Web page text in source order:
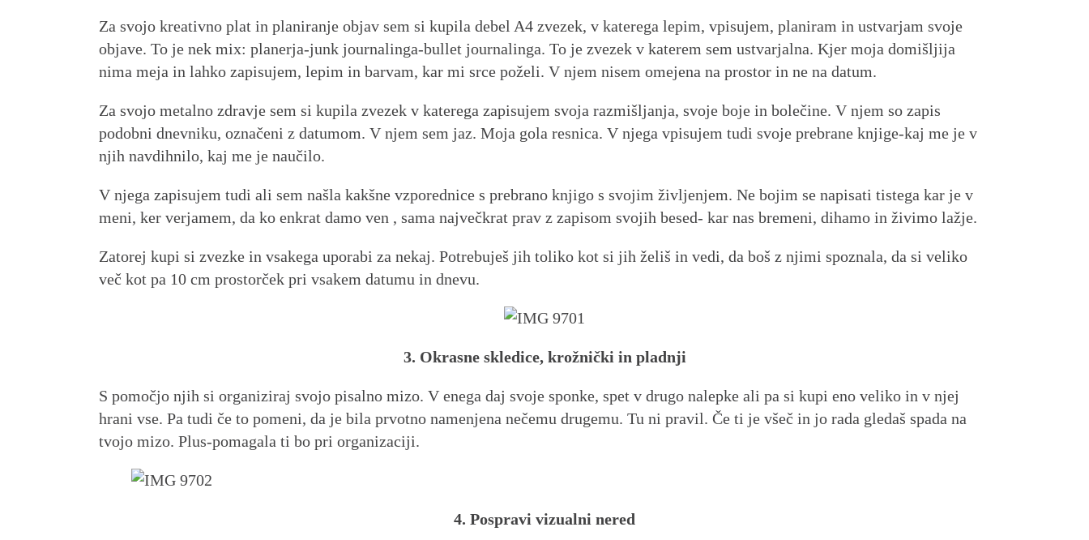
Za svojo kreativno plat in planiranje objav sem si kupila debel A4 zvezek, v katerega lepim, vpisujem, planiram in ustvarjam svoje
objave. To je nek mix: planerja-junk journalinga-bullet journalinga. To je zvezek v katerem sem ustvarjalna. Kjer moja domišljija
nima meja in lahko zapisujem, lepim in barvam, kar mi srce poželi. V njem nisem omejena na prostor in ne na datum.
Za svojo metalno zdravje sem si kupila zvezek v katerega zapisujem svoja razmišljanja, svoje boje in bolečine. V njem so zapis
podobni dnevniku, označeni z datumom. V njem sem jaz. Moja gola resnica. V njega vpisujem tudi svoje prebrane knjige-kaj me je v
njih navdihnilo, kaj me je naučilo.
V njega zapisujem tudi ali sem našla kakšne vzporednice s prebrano knjigo s svojim življenjem. Ne bojim se napisati tistega kar je v
meni, ker verjamem, da ko enkrat damo ven , sama največkrat prav z zapisom svojih besed- kar nas bremeni, dihamo in živimo lažje.
Zatorej kupi si zvezke in vsakega uporabi za nekaj. Potrebuješ jih toliko kot si jih želiš in vedi, da boš z njimi spoznala, da si veliko
več kot pa 10 cm prostorček pri vsakem datumu in dnevu.
3. Okrasne skledice, krožnički in pladnji
S pomočjo njih si organiziraj svojo pisalno mizo. V enega daj svoje sponke, spet v drugo nalepke ali pa si kupi eno veliko in v njej
hrani vse. Pa tudi če to pomeni, da je bila prvotno namenjena nečemu drugemu. Tu ni pravil. Če ti je všeč in jo rada gledaš spada na
tvojo mizo. Plus-pomagala ti bo pri organizaciji.
4. Pospravi vizualni nered